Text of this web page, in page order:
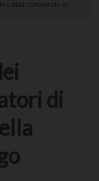
E DEGLI OPERATORI DI
di